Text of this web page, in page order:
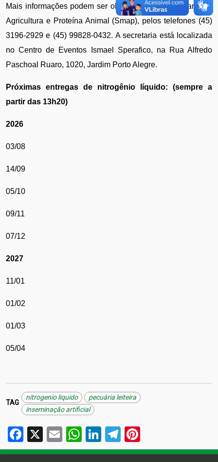
Mais informações podem ser obtidas junto à Secretaria da
Agricultura e Proteína Animal (Smap), pelos telefones (45)
3196-2929 e (45) 99828-0432. A secretaria está localizada
no Centro de Eventos Ismael Sperafico, na Rua Alfredo
Paschoal Ruaro, 1020, Jardim Porto Alegre.
Próximas entregas de nitrogênio líquido: (sempre a
partir das 13h20)
2026
03/08
14/09
05/10
09/11
07/12
2027
11/01
01/02
01/03
05/04
TAG
nitrogenio liquido
pecuária leiteira
inseminação artificial
Facebook
X EmailWhatsApp
LinkedIn
Telegram